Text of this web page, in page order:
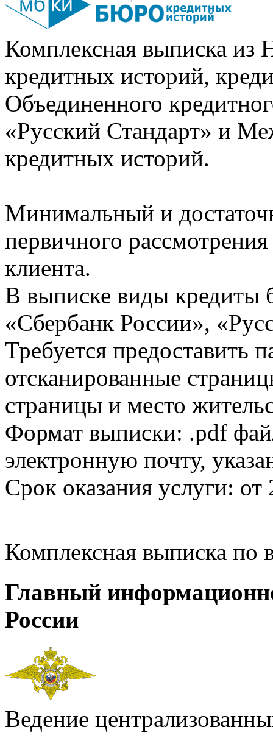
Комплексная выписка из
кредитных историй,
Объединенного
«Русский Стандарт» и
кредитных историй.
Минимальный и
первичного
клиента.
В выписке виды кредиты
«Сбербанк России»,
Требуется предоставить
отсканированные
страницы и место
Формат выписки: .pdf
электронную почту,
Срок оказания услуги: от
Комплексная выписка
Главный
России
Ведение